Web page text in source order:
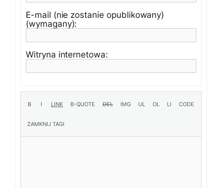
E-mail (nie zostanie opublikowany)
(wymagany):
Witryna internetowa: